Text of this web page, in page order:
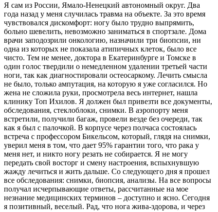
Я сам из России, Ямало-Ненецкий автономный округ. Два
года назад у меня случилась травма на объекте. За это время
чувствовался дискомфорт: ногу было трудно выпрямить,
больно шевелить, невозможно заниматься в спортзале. Дома
врачи заподозрили онкологию, назначили три биопсии, ни
одна из которых не показала атипичных клеток, было все
чисто. Тем не менее, доктора в Екатеринбурге и Томске в
один голос твердили о немедленном удалении третьей части
ноги, так как диагностировали остеосаркому. Лечить смысла
не было, только ампутация, на которую я уже согласился. Но
жена не сложила руки, просмотрела весь интернет, нашла
клинику Топ Ихилов. Я должен был привезти все документы,
обследования, стеклоблоки, снимки. В аэропорту меня
встретили, получили багаж, провели везде без очереди, так
как я был с палочкой. В корпусе через полчаса состоялась
встреча с профессором Бикельсом, который, глядя на снимки,
уверил меня в том, что дает 95% гарантии того, что рака у
меня нет, и никто ногу резать не собирается. Я не могу
передать свой восторг и смену настроения, вспыхнувшую
жажду лечиться и жить дальше. Со следующего дня я прошел
все обследования: снимки, биопсия, анализы. На все вопросы
получал исчерпывающие ответы, рассчитанные на мое
незнание медицинских терминов – доступно и ясно. Сегодня
я позитивный, веселый. Рад, что нога жива-здорова, и через